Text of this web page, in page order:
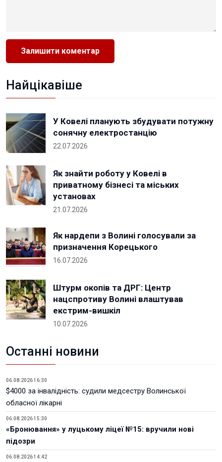
Найцікавіше
У Ковелі планують збудувати потужну
сонячну електростанцію
22.07.2026
Як знайти роботу у Ковелі в
приватному бізнесі та міських
установах
21.07.2026
Як нардепи з Волині голосували за
призначення Корецького
16.07.2026
Штурм окопів та ДРГ: Центр
нацспротиву Волині влаштував
екстрим-вишкіл
10.07.2026
Останні новини
06.08.2026 16:30
$4000 за інвалідність: судили медсестру Волинської
обласної лікарні
06.08.2026 15:30
«Бронювання» у луцькому ліцеї №15: вручили нові
підозри
06.08.2026 14:42